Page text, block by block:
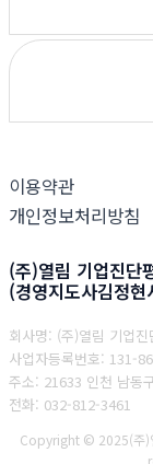
이용약관
개인정보처리방침
(주)열림 기업진단
(경영지도사김정현
회사명: (주)열림 기업
사업자등록번호: 131-
주소: 21633 인천 남동
전화: 032-812-3461
Copyright © 2025(주)